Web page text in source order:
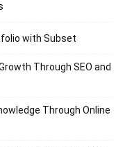
with Subset
Through SEO and
Through Online